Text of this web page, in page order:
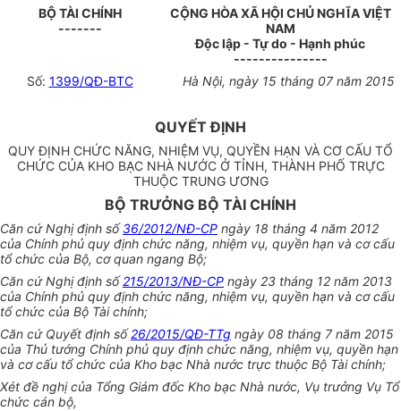
BỘ TÀI CHÍNH
-------
CỘNG HÒA XÃ HỘI CHỦ NGHĨA VIỆT
NAM
Độc lập - Tự do - Hạnh phúc
---------------
Số: 1399/QĐ-BTC Hà Nội, ngày 15 tháng 07 năm 2015
QUYẾT ĐỊNH
QUY ĐỊNH CHỨC NĂNG, NHIỆM VỤ, QUYỀN HẠN VÀ CƠ CẤU TỔ
CHỨC CỦA KHO BẠC NHÀ NƯỚC Ở TỈNH, THÀNH PHỐ TRỰC
THUỘC TRUNG ƯƠNG
BỘ TRƯỞNG BỘ TÀI CHÍNH
Căn cứ Nghị định số36/2012/NĐ-CP ngày 18 tháng 4 năm 2012
của Chính phủ quy định chức năng, nhiệm vụ, quyền hạn và cơ cấu
tổ chức của Bộ, cơ quan ngang Bộ;
Căn cứ Nghị định số215/2013/NĐ-CP ngày 23 tháng 12 năm 2013
của Chính phủ quy định chức năng, nhiệm vụ, quyền hạn và cơ cấu
tổ chức của Bộ Tài chính;
Căn cứ Quyết định số26/2015/QĐ-TTg ngày 08 tháng 7 năm 2015
của Thủ tướng Chính phủ quy định chức năng, nhiệm vụ, quyền hạn
và cơ cấu tổ chức của Kho bạc Nhà nước trực thuộc Bộ Tài chính;
Xét đề nghị của Tổng Giám đốc Kho bạc Nhà nước, Vụ trưởng Vụ Tổ
chức cán bộ,